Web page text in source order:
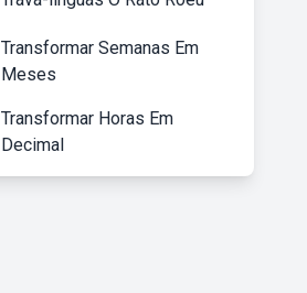
Transformar Semanas Em
Meses
Transformar Horas Em
Decimal